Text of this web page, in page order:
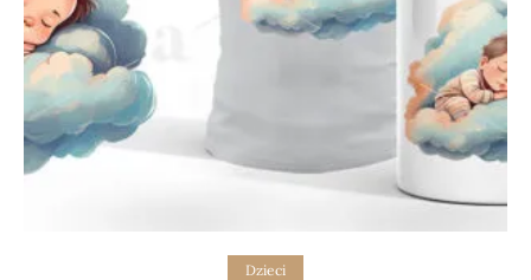
Add to cart
Dzieci